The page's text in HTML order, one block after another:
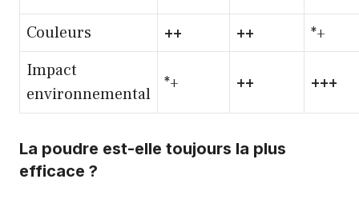
Couleurs
++ ++
*+
Impact
environnemental
*+ ++ +++
La poudre est-elle toujours la plus
efficace ?